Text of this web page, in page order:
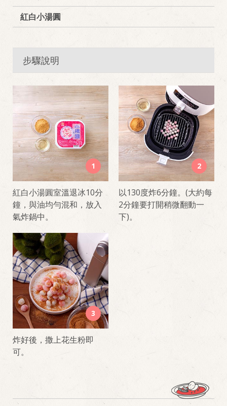
紅白小湯圓
步驟說明
1
紅白小湯圓室溫退冰10分
鐘，與油均勻混和，放入
氣炸鍋中。
2
以130度炸6分鐘。(大約每
2分鐘要打開稍微翻動一
下)。
3
炸好後，撒上花生粉即
可。